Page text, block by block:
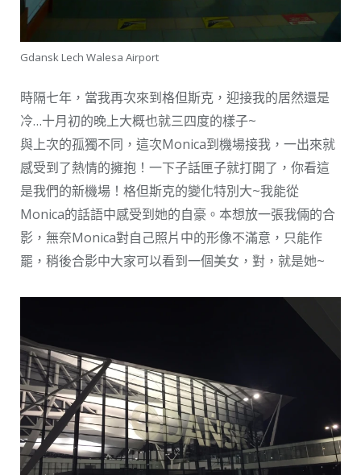
Gdansk Lech Walesa Airport
時隔七年，當我再次來到格但斯克，迎接我的居然還是
冷…十月初的晚上大概也就三四度的樣子~
與上次的孤獨不同，這次Monica到機場接我，一出來就
感受到了熱情的擁抱！一下子話匣子就打開了，你看這
是我們的新機場！格但斯克的變化特別大~我能從
Monica的話語中感受到她的自豪。本想放一張我倆的合
影，無奈Monica對自己照片中的形像不滿意，只能作
罷，稍後合影中大家可以看到一個美女，對，就是她~